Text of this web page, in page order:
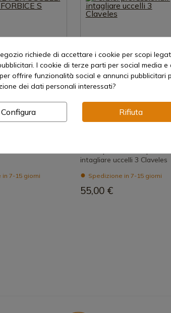
prodotto
FORBICE
7-15 giorni
Visualizza prodotto
intagliare uccelli 3 Claveles
Spedizione in 7-15 giorni
55,00 €
richiede di accettare i cookie per scopi
I cookie di terze parti per social media
offrire funzionalità social e annunci pubblicitari
dei dati personali interessati?
Configura Rifiuta